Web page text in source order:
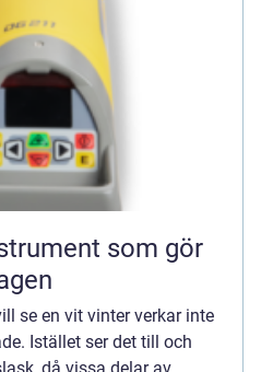
se en vit vinter verkar inte
Istället ser det till och